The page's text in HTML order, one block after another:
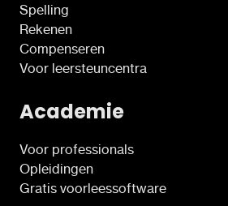
Spelling
Rekenen
Compenseren
Voor leersteuncentra
Academie
Voor professionals
Opleidingen
Gratis voorleessoftware